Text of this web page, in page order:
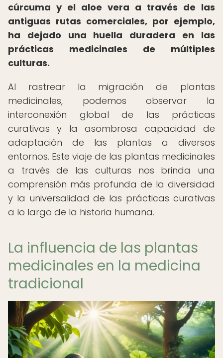
cúrcuma y el aloe vera a través de las
antiguas rutas comerciales, por ejemplo,
ha dejado una huella duradera en las
prácticas medicinales de múltiples
culturas.
Al rastrear la migración de plantas
medicinales, podemos observar la
interconexión global de las prácticas
curativas y la asombrosa capacidad de
adaptación de las plantas a diversos
entornos. Este viaje de las plantas medicinales
a través de las culturas nos brinda una
comprensión más profunda de la diversidad
y la universalidad de las prácticas curativas
a lo largo de la historia humana.
La influencia de las plantas
medicinales en la medicina
tradicional